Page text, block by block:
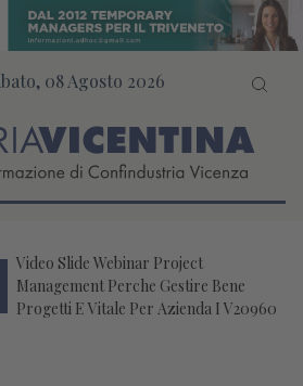
08 Agosto 2026
Video Slide Webinar Project
Management Perche Gestire Bene
Progetti E Vitale Per Azienda I V20960